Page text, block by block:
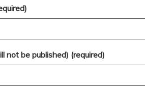
not be published) (required)